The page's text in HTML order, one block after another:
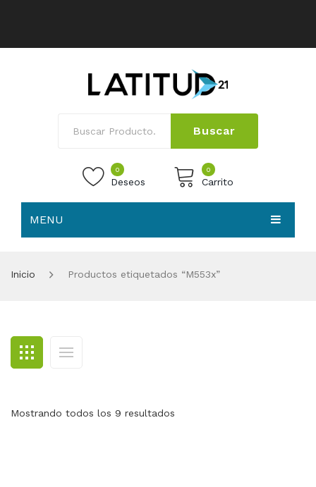
Buscar
0
Deseos
0
Carrito
MENU
BLOG
CONTACTO
Inicio Productos etiquetados “M553x”
Mostrando todos los 9 resultados